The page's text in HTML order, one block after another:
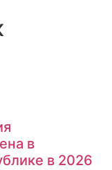
в
в 2026